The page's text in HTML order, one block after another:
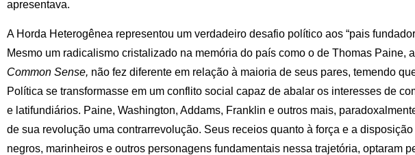
apresentava.
A Horda Heterogênea representou um verdadeiro desafio político aos “pais
Mesmo um radicalismo cristalizado na memória do país como o de Thomas Paine,
Common Sense, não fez diferente em relação à maioria de seus pares, temendo
Política se transformasse em um conflito social capaz de abalar os interesses de
e latifundiários. Paine, Washington, Addams, Franklin e outros mais,
de sua revolução uma contrarrevolução. Seus receios quanto à força e a
negros, marinheiros e outros personagens fundamentais nessa trajetória, optaram